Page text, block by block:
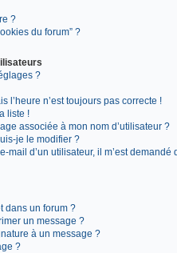
?
du forum” ?
?
l’heure n’est toujours pas correcte !
liste !
associée à mon nom d’utilisateur ?
je le modifier ?
mail d’un utilisateur, il m’est demandé
dans un forum ?
un message ?
à un message ?
?